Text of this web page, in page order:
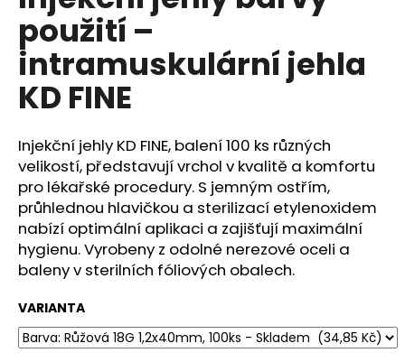
5
hvězdiček.
použití –
intramuskulární jehla
KD FINE
Injekční jehly KD FINE, balení 100 ks různých
velikostí, představují vrchol v kvalitě a komfortu
pro lékařské procedury. S jemným ostřím,
průhlednou hlavičkou a sterilizací etylenoxidem
nabízí optimální aplikaci a zajišťují maximální
hygienu. Vyrobeny z odolné nerezové oceli a
baleny v sterilních fóliových obalech.
VARIANTA
a
j
í
t
?
HLEDAT
o
p
o